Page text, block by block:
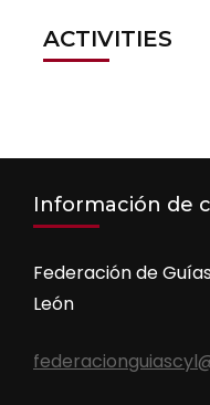
ACTIVITIES
Información de
Federación de
León